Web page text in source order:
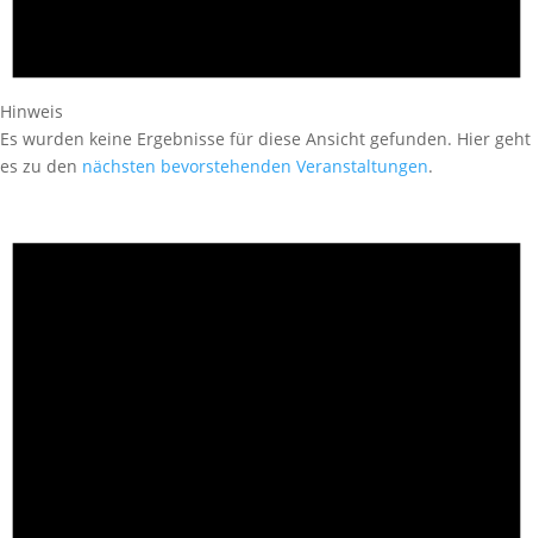
Hinweis
Es wurden keine Ergebnisse für diese Ansicht gefunden. Hier geht
es zu den nächsten bevorstehenden Veranstaltungen.